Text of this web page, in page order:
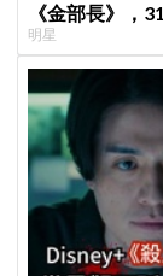
《金部長》，
明星